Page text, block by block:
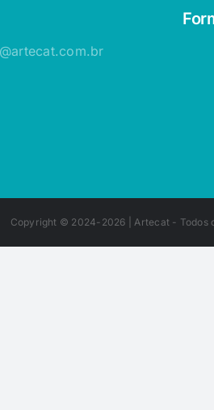
Copyright © 2024-2026 |Artecat - Todos